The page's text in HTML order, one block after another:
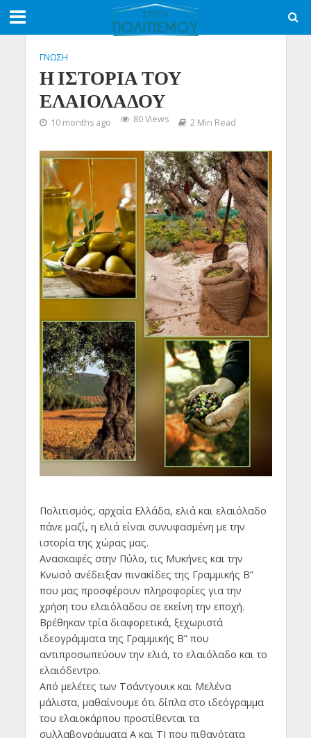
ΓΝΩΣΗ
Η ΙΣΤΟΡΙΑ ΤΟΥ
ΕΛΑΙΟΛΑΔΟΥ
10 months ago 80 Views 2 Min Read
Πολιτισμός, αρχαία Ελλάδα, ελιά και ελαιόλαδο
πάνε μαζί, η ελιά είναι συνυφασμένη με την
ιστορία της χώρας μας.
Ανασκαφές στην Πύλο, τις Μυκήνες και την
Κνωσό ανέδειξαν πινακίδες της Γραμμικής Β”
που μας προσφέρουν πληροφορίες για την
χρήση του ελαιόλαδου σε εκείνη την εποχή.
Βρέθηκαν τρία διαφορετικά, ξεχωριστά
ιδεογράμματα της Γραμμικής Β” που
αντιπροσωπεύουν την ελιά, το ελαιόλαδο και το
ελαιόδεντρο.
Από μελέτες των Τσάντγουικ και Μελένα
μάλιστα, μαθαίνουμε ότι δίπλα στο ιδεόγραμμα
του ελαιοκάρπου προστίθενται τα
συλλαβογράμματα Α και ΤΙ που πιθανότατα